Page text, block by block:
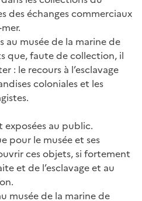
des échanges commerciaux
au musée de la marine de
que, faute de collection, il
: le recours à l’esclavage
coloniales et les
exposées au public.
pour le musée et ses
ces objets, si fortement
et de l’esclavage et au
musée de la marine de